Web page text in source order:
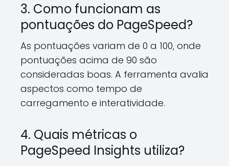
3. Como funcionam as
pontuações do PageSpeed?
As pontuações variam de 0 a 100, onde
pontuações acima de 90 são
consideradas boas. A ferramenta avalia
aspectos como tempo de
carregamento e interatividade.
4. Quais métricas o
PageSpeed Insights utiliza?